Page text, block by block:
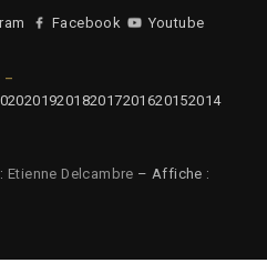
Facebook Youtube
201920182017201620152014
Etienne Delcambre – Affiche :